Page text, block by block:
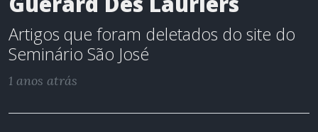
Artigos que foram deletados do site do
Seminário São José
1 anos atrás